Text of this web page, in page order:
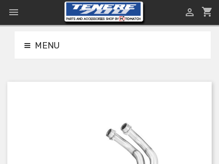
 shopping_cart

MENU